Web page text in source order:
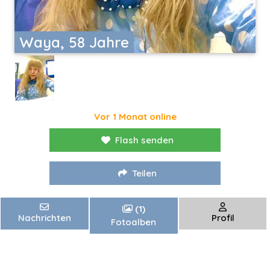
Waya, 58 Jahre
Vor 1 Monat online
Flash senden
Teilen
Nachrichten
(1)
Fotoalben
Profil